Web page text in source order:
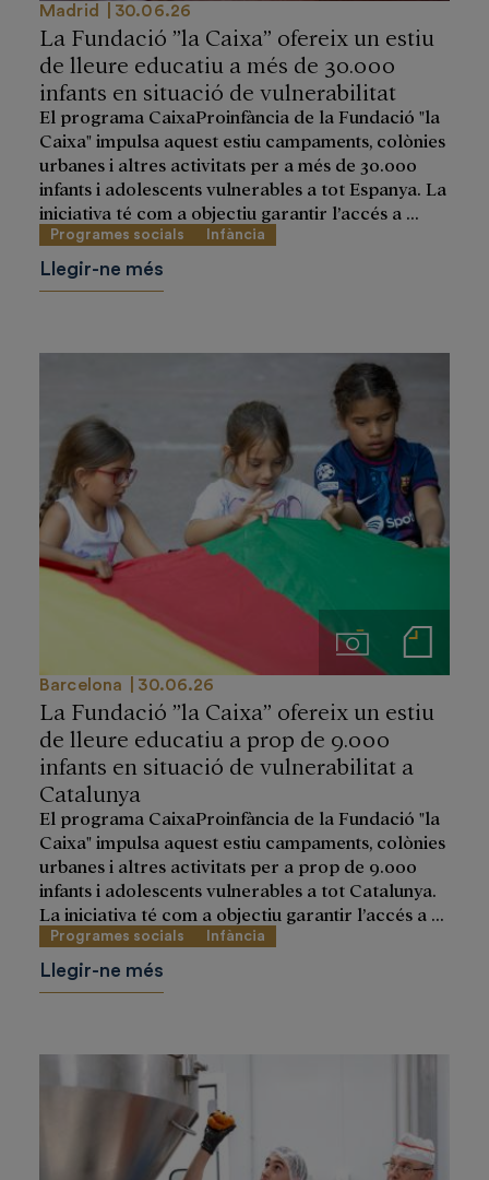
Madrid 30.06.26
La Fundació ”la Caixa” ofereix un estiu
de lleure educatiu a més de 30.000
infants en situació de vulnerabilitat
El programa CaixaProinfància de la Fundació "la
Caixa" impulsa aquest estiu campaments, colònies
urbanes i altres activitats per a més de 30.000
infants i adolescents vulnerables a tot Espanya. La
iniciativa té com a objectiu garantir l’accés a ...
Programes socials Infància
Llegir-ne més
ImágenesNotas de prensa
Barcelona 30.06.26
La Fundació ”la Caixa” ofereix un estiu
de lleure educatiu a prop de 9.000
infants en situació de vulnerabilitat a
Catalunya
El programa CaixaProinfància de la Fundació "la
Caixa" impulsa aquest estiu campaments, colònies
urbanes i altres activitats per a prop de 9.000
infants i adolescents vulnerables a tot Catalunya.
La iniciativa té com a objectiu garantir l’accés a ...
Programes socials Infància
Llegir-ne més